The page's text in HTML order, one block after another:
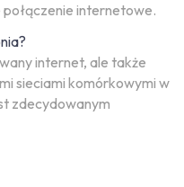
internetowe.
internet, ale także
sieciami komórkowymi w
zdecydowanym